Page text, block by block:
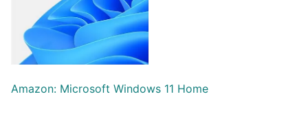
Amazon: Microsoft Windows 11 Home